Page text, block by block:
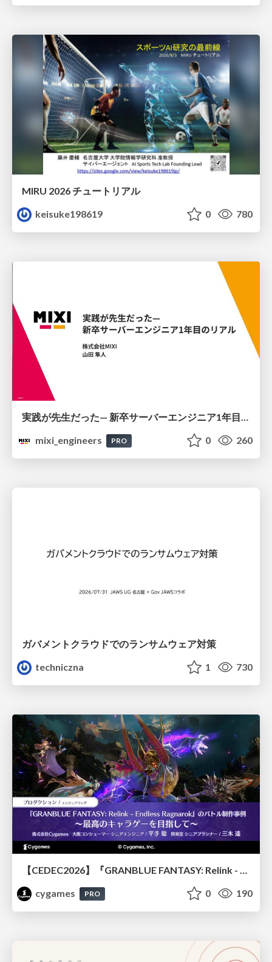
MIRU 2026 チュートリアル
keisuke198619
0 780
実践が先生だった— 新卒サーバーエンジニア1年目のリアル
mixi_engineers
PRO 0 260
ガバメントクラウドでのランサムウェア対策
techniczna
1 730
【CEDEC2026】『GRANBLUE FANTASY: Relink - Endless Ragnarok』のバトル制作事例 ～最高のキャラゲーを目指して～
cygames
PRO 0 190